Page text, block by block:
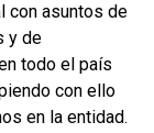
con asuntos de
y de
todo el país
con ello
en la entidad.